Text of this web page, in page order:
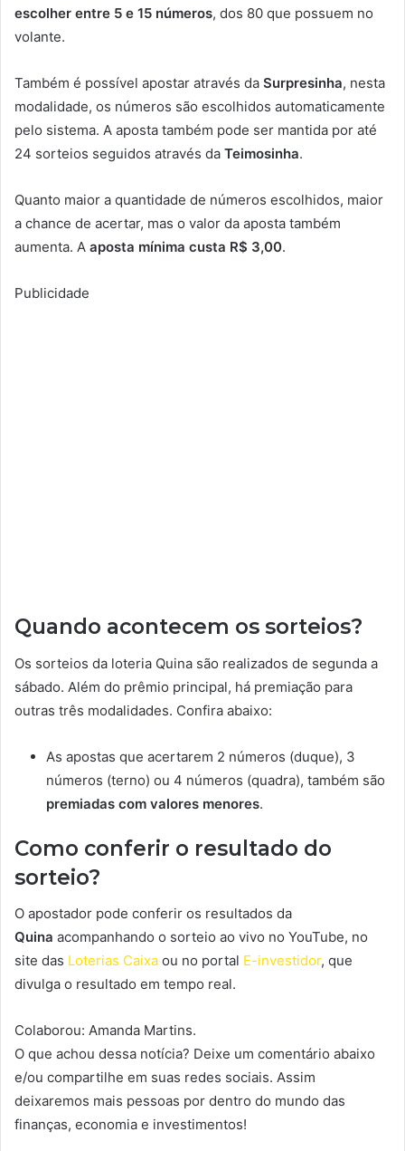
escolher entre 5 e 15 números, dos 80 que possuem no
volante.
Também é possível apostar através da Surpresinha, nesta
modalidade, os números são escolhidos automaticamente
pelo sistema. A aposta também pode ser mantida por até
24 sorteios seguidos através da Teimosinha.
Quanto maior a quantidade de números escolhidos, maior
a chance de acertar, mas o valor da aposta também
aumenta. A aposta mínima custa R$ 3,00.
Publicidade
Quando acontecem os sorteios?
Os sorteios da loteria Quina são realizados de segunda a
sábado. Além do prêmio principal, há premiação para
outras três modalidades. Confira abaixo:
As apostas que acertarem 2 números (duque), 3
números (terno) ou 4 números (quadra), também são
premiadas com valores menores.
Como conferir o resultado do
sorteio?
O apostador pode conferir os resultados da
Quina acompanhando o sorteio ao vivo no YouTube, no
site das Loterias Caixa ou no portal E-investidor, que
divulga o resultado em tempo real.
Colaborou: Amanda Martins.
O que achou dessa notícia? Deixe um comentário abaixo
e/ou compartilhe em suas redes sociais. Assim
deixaremos mais pessoas por dentro do mundo das
finanças, economia e investimentos!